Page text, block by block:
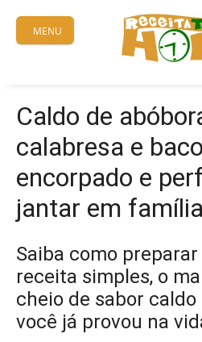
content
MENU
Caldo de
calabresa e
encorpado e
jantar em família
Saiba como
receita simples, o
cheio de sabor
você já provou na